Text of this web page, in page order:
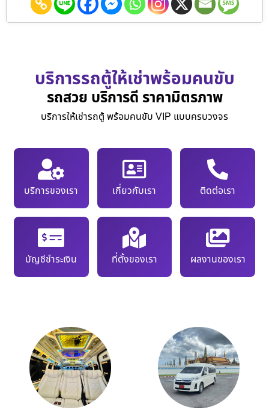
บริการรถตู้ให้เช่าพร้อมคนขับ
รถสวย บริการดี ราคามิตรภาพ
บริการให้เช่ารถตู้ พร้อมคนขับ VIP แบบครบวงจร
บริการของเรา เกี่ยวกับเรา ติดต่อเรา
บัญชีชำระเงิน ที่ตั้งของเรา ผลงานของเรา